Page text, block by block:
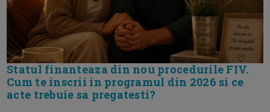
Statul finanteaza din nou procedurile FIV.
Cum te inscrii in programul din 2026 si ce
acte trebuie sa pregatesti?